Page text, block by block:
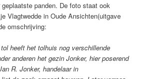
panden. De foto staat ook
Vlagtwedde in Oude Ansichten(uitgave
omschrijving:
tol heeft het tolhuis nog verschillende
anderen het gezin Jonker, hier poserend
R. Jonker, handelaar in